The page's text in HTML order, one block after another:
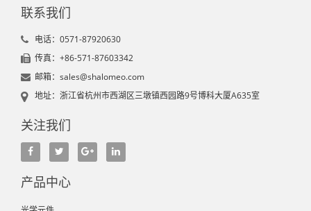
联系我们
电话：0571-87920630
传真：+86-571-87603342
邮箱：sales@shalomeo.com
地址：浙江省杭州市西湖区三墩镇西园路9号博科大厦A635室
关注我们
产品中心